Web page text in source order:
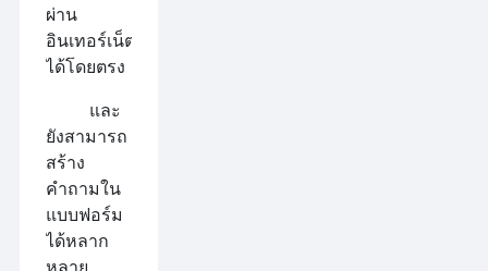
ผ่าน
อินเทอร์เน็ต
ได้โดยตรง
และ
ยังสามารถ
สร้าง
คำถามใน
แบบฟอร์ม
ได้หลาก